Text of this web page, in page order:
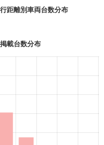
距離別車両台数分布
載台数分布